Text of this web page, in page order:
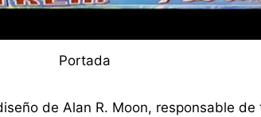
Portada
de Alan R. Moon, responsable